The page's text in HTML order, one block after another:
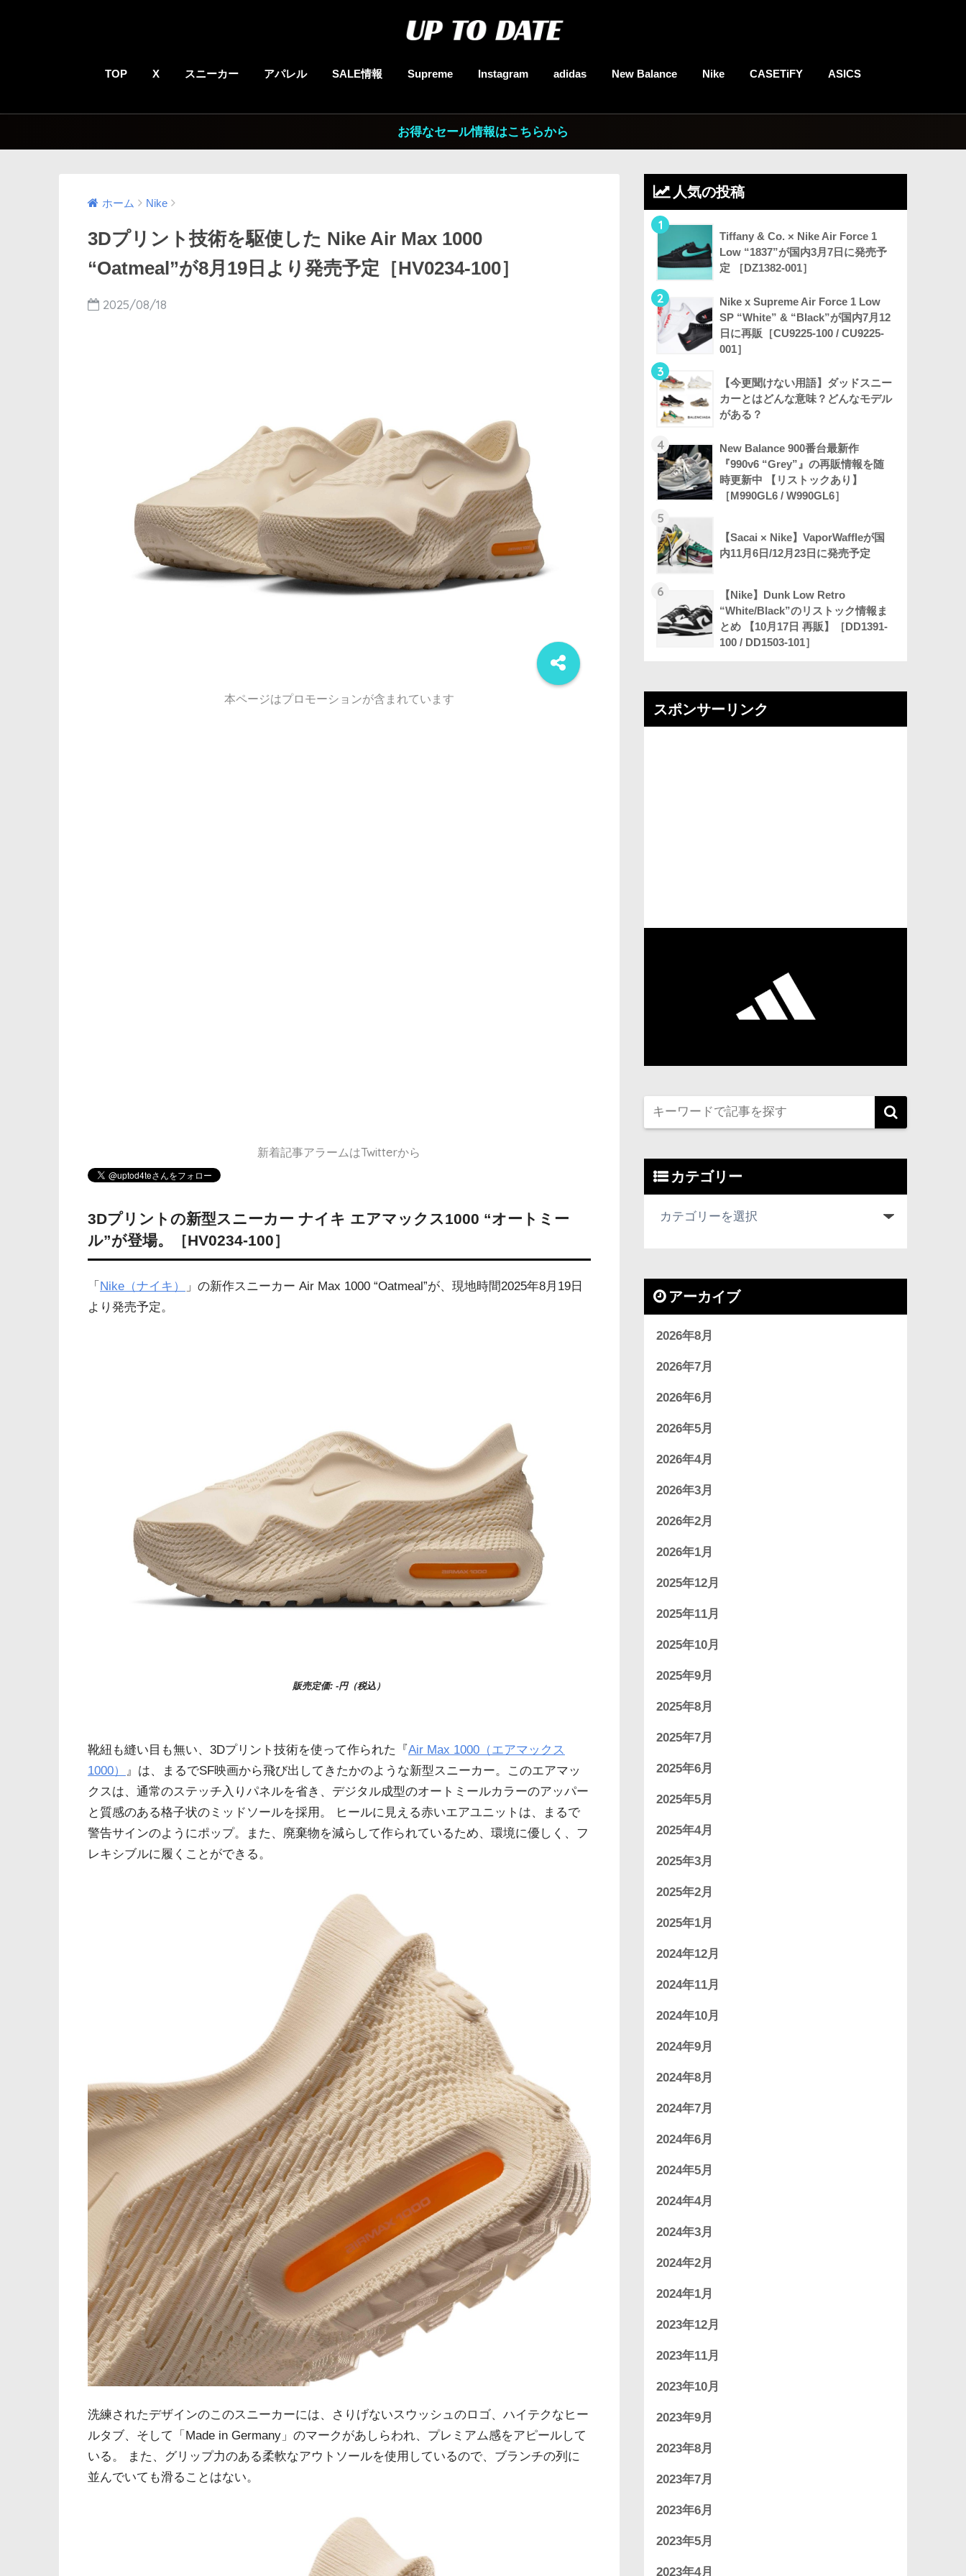
TOP X スニーカー アパレル SALE情報 Supreme Instagram adidas New Balance Nike CASETiFY ASICS
お得なセール情報はこちらから
ホーム Nike
3Dプリント技術を駆使した Nike Air Max 1000
“Oatmeal”が8月19日より発売予定［HV0234-100］
2025/08/18
本ページはプロモーションが含まれています
新着記事アラームはTwitterから
3Dプリントの新型スニーカー ナイキ エアマックス1000 “オートミー
ル”が登場。［HV0234-100］
「 Nike（ナイキ）
」の新作スニーカー Air Max 1000 “Oatmeal”が、現地時間2025年8月19日
より発売予定。
販売定価: -円（税込）
靴紐も縫い目も無い、3Dプリント技術を使って作られた『Air Max 1000（エアマックス
1000）
』は、まるでSF映画から飛び出してきたかのような新型スニーカー。このエアマッ
クスは、通常のステッチ入りパネルを省き、デジタル成型のオートミールカラーのアッパー
と質感のある格子状のミッドソールを採用。 ヒールに見える赤いエアユニットは、まるで
警告サインのようにポップ。また、廃棄物を減らして作られているため、環境に優しく、フ
レキシブルに履くことができる。
洗練されたデザインのこのスニーカーには、さりげないスウッシュのロゴ、ハイテクなヒー
ルタブ、そして「Made in Germany」のマークがあしらわれ、プレミアム感をアピールして
いる。 また、グリップ力のある柔軟なアウトソールを使用しているので、ブランチの列に
並んでいても滑ることはない。
人気の投稿
1
Tiffany & Co. × Nike Air Force 1
Low “1837”が国内3月7日に発売予
定 ［DZ1382-001］
2
Nike x Supreme Air Force 1 Low
SP “White” & “Black”が国内7月12
日に再販［CU9225-100 / CU9225-
001］
3
【今更聞けない用語】ダッドスニー
カーとはどんな意味？どんなモデル
がある？
4
New Balance 900番台最新作
『990v6 “Grey”』の再販情報を随
時更新中 【リストックあり】
［M990GL6 / W990GL6］
5
【Sacai × Nike】VaporWaffleが国
内11月6日/12月23日に発売予定
6
【Nike】Dunk Low Retro
“White/Black”のリストック情報ま
とめ 【10月17日 再販】［DD1391-
100 / DD1503-101］
スポンサーリンク
カテゴリー
アーカイブ
2026年8月
2026年7月
2026年6月
2026年5月
2026年4月
2026年3月
2026年2月
2026年1月
2025年12月
2025年11月
2025年10月
2025年9月
2025年8月
2025年7月
2025年6月
2025年5月
2025年4月
2025年3月
2025年2月
2025年1月
2024年12月
2024年11月
2024年10月
2024年9月
2024年8月
2024年7月
2024年6月
2024年5月
2024年4月
2024年3月
2024年2月
2024年1月
2023年12月
2023年11月
2023年10月
2023年9月
2023年8月
2023年7月
2023年6月
2023年5月
2023年4月